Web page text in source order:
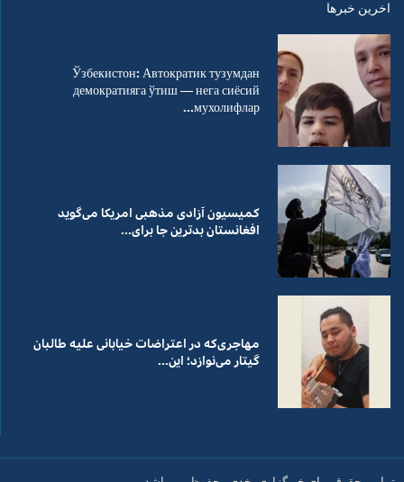
اخرین خبرها
Ўзбекистон: Автократик тузумдан
демократияга ўтиш — нега сиёсий
мухолифлар...
کمیسیون آزادی مذهبی امریکا می‌گوید
افغانستان بدترین جا برای...
مهاجری‌که در اعتراضات خیابانی علیه طالبان
گیتار می‌نوازد؛ این...